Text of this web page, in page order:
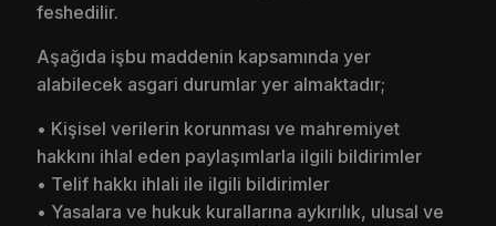
feshedilir.
Aşağıda işbu maddenin kapsamında yer
alabilecek asgari durumlar yer almaktadır;
• Kişisel verilerin korunması ve mahremiyet
hakkını ihlal eden paylaşımlarla ilgili bildirimler
• Telif hakkı ihlali ile ilgili bildirimler
• Yasalara ve hukuk kurallarına aykırılık, ulusal ve